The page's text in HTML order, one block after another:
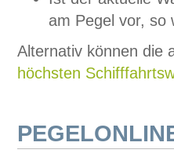
am Pegel vor,
Alternativ können die
höchsten